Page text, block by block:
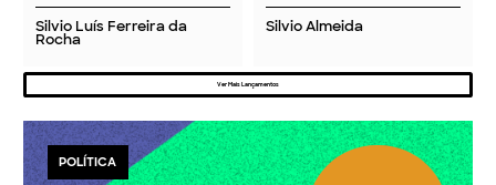
Silvio Luís Ferreira da
Rocha
Silvio Almeida
Ver Mais Lançamentos
POLÍTICA